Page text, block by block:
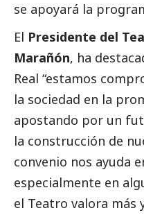
se apoyará la
El Presidente del
Marañón, ha
Real “estamos
la sociedad en la
apostando por un
la construcción de
convenio nos ayuda
especialmente en
el Teatro valora más